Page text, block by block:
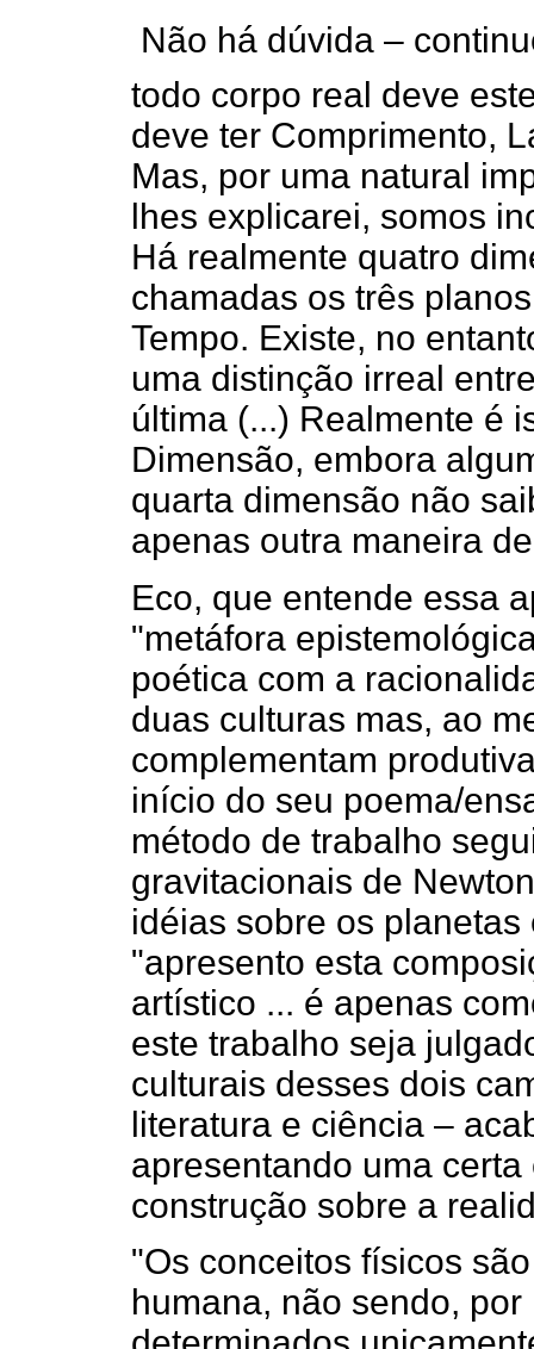
 Não há dúvida –
todo corpo real deve
deve ter Comprimento,
Mas, por uma natural
lhes explicarei, somos
Há realmente quatro
chamadas os três
Tempo. Existe, no
uma distinção irreal
última (...) Realmente é
Dimensão, embora
quarta dimensão não
apenas outra maneira
Eco, que entende essa
"metáfora
poética com a
duas culturas mas, ao
complementam
início do seu poema/
método de trabalho
gravitacionais de
idéias sobre os
"apresento esta
artístico ... é apenas
este trabalho seja
culturais desses dois
literatura e ciência –
apresentando uma
construção sobre a
"Os conceitos físicos
humana, não sendo,